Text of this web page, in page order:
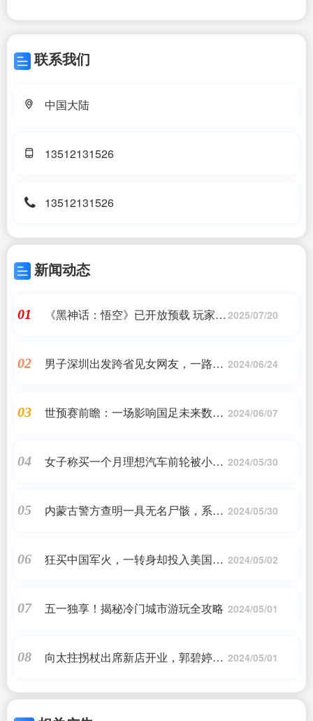
联系我们
中国大陆
13512131526
13512131526
新闻动态
01
《黑神话：悟空》已开放预载 玩家高 2025/07/20
02
男子深圳出发跨省见女网友，一路偷 2024/06/24
03
世预赛前瞻：一场影响国足未来数年 2024/06/07
04
女子称买一个月理想汽车前轮被小石 2024/05/30
05
内蒙古警方查明一具无名尸骸，系在 2024/05/30
06
狂买中国军火，一转身却投入美国怀 2024/05/02
07 五一独享！揭秘冷门城市游玩全攻略 2024/05/01
08
向太拄拐杖出席新店开业，郭碧婷体 2024/05/01